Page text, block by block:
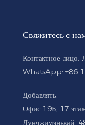
Свяжитесь с
Контактное лицо:
WhatsApp: +86
Добавлять:
Офис 19Б, 17
Дунчжимэньвай,